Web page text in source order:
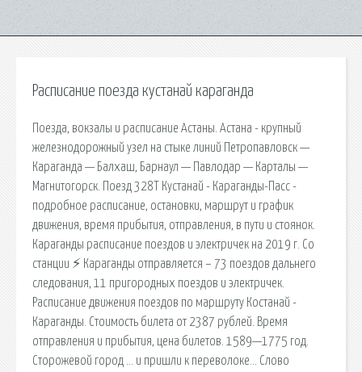
Расписание поезда кустанай караганда
Поезда, вокзалы и расписание Астаны. Астана - крупный
железнодорожный узел на стыке линий Петропавловск —
Караганда — Балхаш, Барнаул — Павлодар — Карталы —
Магнитогорск. Поезд 328Т Кустанай - Караганды-Пасс -
подробное расписание, остановки, маршрут и график
движения, время прибытия, отправления, в пути и стоянок.
Караганды расписание поездов и электричек на 2019 г. Со
станции ⚡ Караганды отправляется – 73 поездов дальнего
следования, 11 пригородных поездов и электричек.
Расписание движения поездов по маршруту Костанай -
Караганды. Стоимость билета от 2387 рублей. Время
отправления и прибытия, цена билетов. 1589—1775 год.
Сторожевой город … и пришли к переволоке… Слово